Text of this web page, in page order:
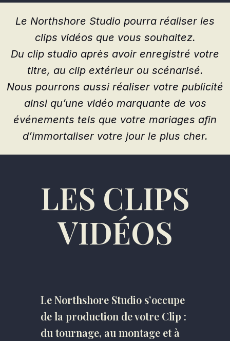
Le Northshore Studio pourra réaliser les
clips vidéos que vous souhaitez.
Du clip studio après avoir enregistré votre
titre, au clip extérieur ou scénarisé.
Nous pourrons aussi réaliser votre publicité
ainsi qu’une vidéo marquante de vos
événements tels que votre mariages afin
d’immortaliser votre jour le plus cher.
LES CLIPS
VIDÉOS
Le Northshore Studio s’occupe
de la production de votre Clip :
du tournage, au montage et à